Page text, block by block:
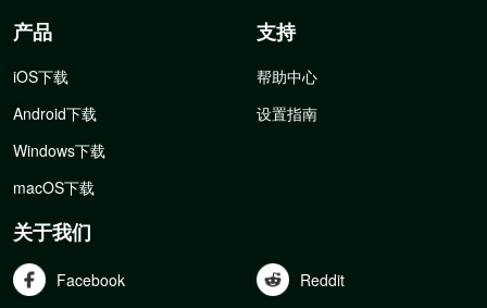
产品
iOS下载
Android下载
Windows下载
macOS下载
支持
帮助中心
设置指南
关于我们
Facebook Reddit